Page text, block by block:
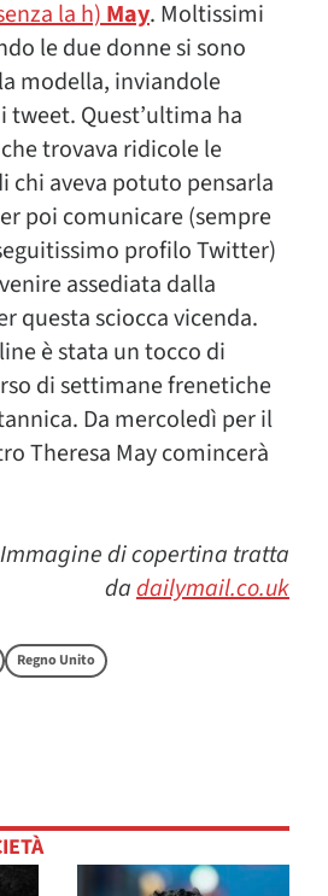
la h)May. Moltissimi
le due donne si sono
modella, inviandole
tweet. Quest’ultima ha
trovava ridicole le
chi aveva potuto pensarla
poi comunicare (sempre
profilo Twitter)
assediata dalla
questa sciocca vicenda.
è stata un tocco di
di settimane frenetiche
Da mercoledì per il
Theresa May comincerà
Immagine di copertina tratta
dadailymail.co.uk
Regno Unito